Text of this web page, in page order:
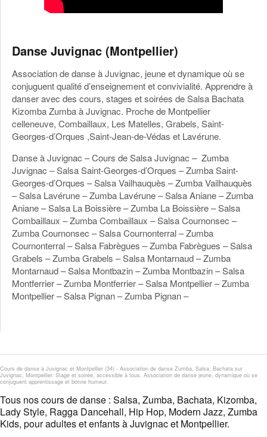
Danse Juvignac (Montpellier)
Association de danse à Juvignac, jeune et dynamique où se
conjuguent qualité d’enseignement et convivialité. Apprendre à
danser avec des cours, stages et soirées de Salsa Bachata
Kizomba Zumba à Juvignac. Proche de Montpellier
celleneuve, Combaillaux, Les Matelles, Grabels, Saint-
Georges-d’Orques ,Saint-Jean-de-Védas et Lavérune.
Danse à Juvignac – Cours de Salsa Juvignac – Zumba
Juvignac – Salsa Saint-Georges-d’Orques – Zumba Saint-
Georges-d’Orques – Salsa Vailhauquès – Zumba Vailhauquès
– Salsa Lavérune – Zumba Lavérune – Salsa Aniane – Zumba
Aniane – Salsa La Boissière – Zumba La Boissière – Salsa
Combaillaux – Zumba Combaillaux – Salsa Cournonsec –
Zumba Cournonsec – Salsa Cournonterral – Zumba
Cournonterral – Salsa Fabrègues – Zumba Fabrègues – Salsa
Grabels – Zumba Grabels – Salsa Montarnaud – Zumba
Montarnaud – Salsa Montbazin – Zumba Montbazin – Salsa
Montferrier – Zumba Montferrier – Salsa Montpellier – Zumba
Montpellier – Salsa Pignan – Zumba Pignan –
Cours de danse à Juvignac et Montpellier (34) - Association de danse Zumba, Salsa, Bachata sur
Juvignac, Montpellier. Stage et soirée, accessible à tous. Association de danse jeune, dynamique où se
conjuguent apprentissage et bonne humeur.
Tous nos cours de danse : Salsa, Zumba, Bachata, Kizomba,
Lady Style, Ragga Dancehall, Hip Hop, Modern Jazz, Zumba
Kids, pour adultes et enfants à Juvignac et Montpellier.